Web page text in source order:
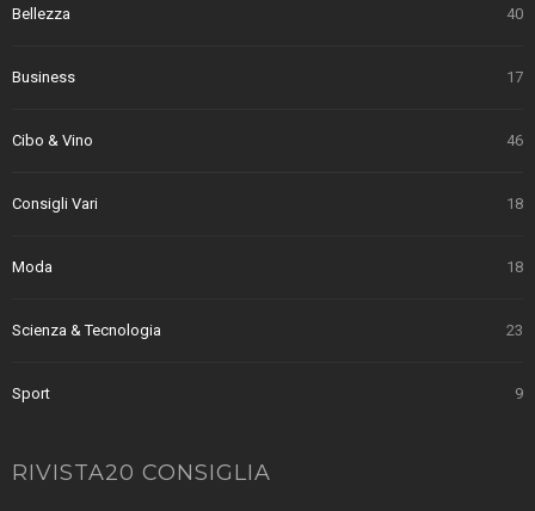
Bellezza 40
Business 17
Cibo & Vino 46
Consigli Vari 18
Moda 18
Scienza & Tecnologia 23
Sport 9
RIVISTA20 CONSIGLIA